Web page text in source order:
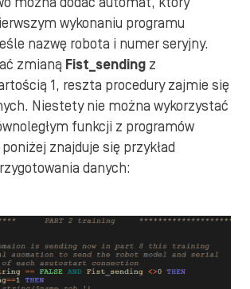
wykonaniu programu
nazwę robota i numer seryjny.
zmianą Fist_sending z
1, reszta procedury zajmie się
Niestety nie można wykorzystać
funkcji z programów
znajduje się przykład
danych: